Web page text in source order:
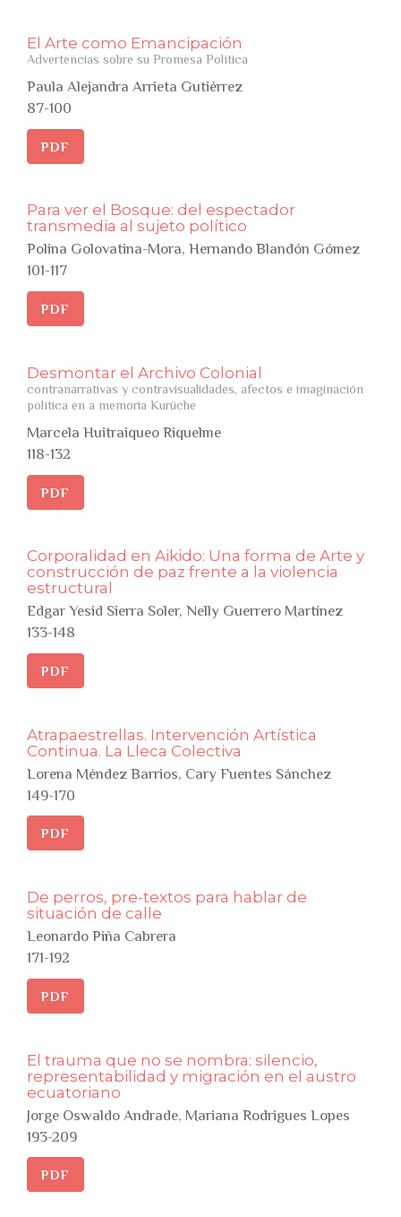
El Arte como Emancipación
Advertencias sobre su Promesa Política
Paula Alejandra Arrieta Gutiérrez
87-100
PDF
Para ver el Bosque: del espectador
transmedia al sujeto político
Polina Golovatina-Mora, Hernando Blandón Gómez
101-117
PDF
Desmontar el Archivo Colonial
contranarrativas y contravisualidades, afectos e imaginación
política en a memoria Kurüche
Marcela Huitraiqueo Riquelme
118-132
PDF
Corporalidad en Aikido: Una forma de Arte y
construcción de paz frente a la violencia
estructural
Edgar Yesid Sierra Soler, Nelly Guerrero Martínez
133-148
PDF
Atrapaestrellas. Intervención Artística
Continua. La Lleca Colectiva
Lorena Méndez Barrios, Cary Fuentes Sánchez
149-170
PDF
De perros, pre-textos para hablar de
situación de calle
Leonardo Piña Cabrera
171-192
PDF
El trauma que no se nombra: silencio,
representabilidad y migración en el austro
ecuatoriano
Jorge Oswaldo Andrade, Mariana Rodrigues Lopes
193-209
PDF